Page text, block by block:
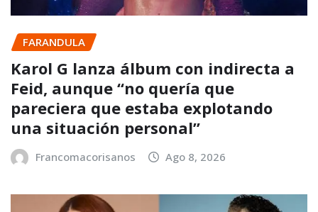
FARANDULA
Karol G lanza álbum con indirecta a
Feid, aunque “no quería que
pareciera que estaba explotando
una situación personal”
Francomacorisanos Ago 8, 2026